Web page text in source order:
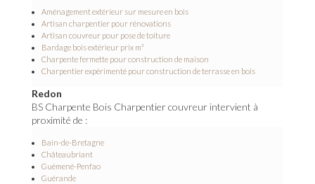
Aménagement extérieur sur mesure en bois
Artisan charpentier pour rénovations
Artisan couvreur pour pose de toiture
Bardage bois extérieur prix m²
Charpente fermette pour construction de maison
Charpentier expérimenté pour construction de terrasse en bois
Redon
BS Charpente Bois Charpentier couvreur intervient à
proximité de :
Bain-de-Bretagne
Châteaubriant
Guémené-Penfao
Guérande